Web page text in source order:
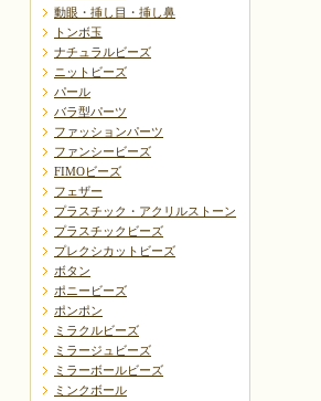
動眼・挿し目・挿し鼻
トンボ玉
ナチュラルビーズ
ニットビーズ
パール
バラ型パーツ
ファッションパーツ
ファンシービーズ
FIMOビーズ
フェザー
プラスチック・アクリルストーン
プラスチックビーズ
プレクシカットビーズ
ボタン
ポニービーズ
ポンポン
ミラクルビーズ
ミラージュビーズ
ミラーボールビーズ
ミンクボール